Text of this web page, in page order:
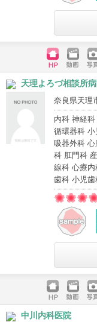
ホームペ
ージ
動画 写真
天理よろづ相談所
奈良県天理
内科 神経
循環器科
吸器外科
科 肛門科
線科 心療
歯科 小児
ホームペ
ージ
動画 写真
中川内科医院